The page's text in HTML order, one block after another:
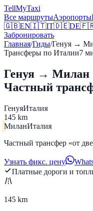
TellMyTaxi
Все маршрутыАэропорты
🇬🇧EN🇮🇹IT🇩🇪DE
Забронировать
Главная/Гиды/Генуя →
Трансферы по Италии7
Генуя → Милан
Частный
ГенуяИталия
145 km
МиланИталия
Частный трансфер «от
Узнать фикс. цену
Платные дороги и
145 km